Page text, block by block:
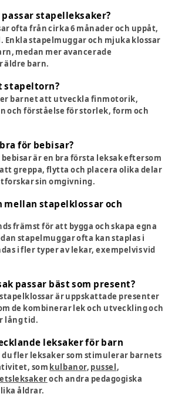
stapelleksaker?
ofta från cirka 6 månader och uppåt,
Enkla stapelmuggar och mjuka klossar
medan mer avancerade
äldre barn.
stapeltorn?
barnet att utveckla finmotorik,
och förståelse för storlek, form och
för bebisar?
är en bra första leksak eftersom
greppa, flytta och placera olika delar
sin omgivning.
mellan stapelklossar och
främst för att bygga och skapa egna
stapelmuggar ofta kan staplas i
i fler typer av lekar, exempelvis vid
passar bäst som present?
är uppskattade presenter
de kombinerar lek och utveckling och
lång tid.
leksaker för barn
du fler leksaker som stimulerar barnets
som kulbanor, pussel,
och andra pedagogiska
åldrar.